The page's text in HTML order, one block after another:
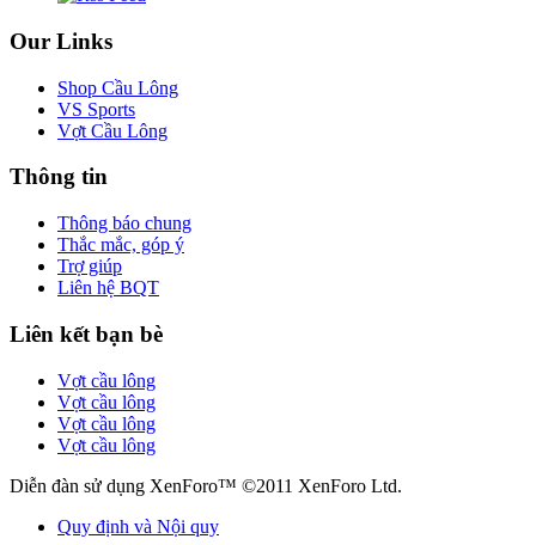
Our Links
Shop Cầu Lông
VS Sports
Vợt Cầu Lông
Thông tin
Thông báo chung
Thắc mắc, góp ý
Trợ giúp
Liên hệ BQT
Liên kết bạn bè
Vợt cầu lông
Vợt cầu lông
Vợt cầu lông
Vợt cầu lông
Diễn đàn sử dụng XenForo™ ©2011 XenForo Ltd.
Quy định và Nội quy